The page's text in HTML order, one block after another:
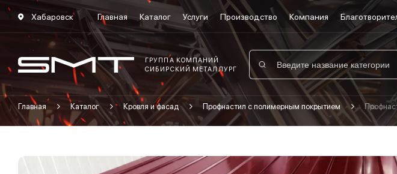
Хабаровск Главная Каталог Услуги Производство Компания
ГРУППА КОМПАНИЙ
СИБИРСКИЙ МЕТАЛЛУРГ
Главная Каталог Кровля и фасад Профнастил с полимерным покрытием